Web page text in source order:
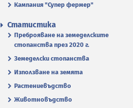
Кампания "Супер фермер"
Статистика
Преброяване на земеделските
стопанства през 2020 г.
Земеделски стопанства
Използване на земята
Растениевъдство
Животновъдство